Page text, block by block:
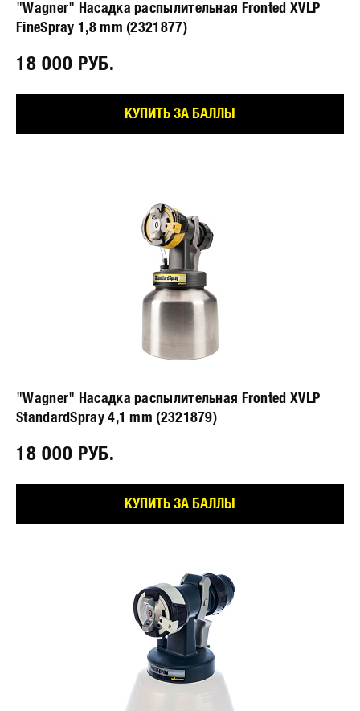
"Wagner" Насадка распылительная Fronted XVLP
FineSpray 1,8 mm (2321877)
18 000 РУБ.⠀
КУПИТЬ ЗА БАЛЛЫ
"Wagner" Насадка распылительная Fronted XVLP
StandardSpray 4,1 mm (2321879)
18 000 РУБ.⠀
КУПИТЬ ЗА БАЛЛЫ